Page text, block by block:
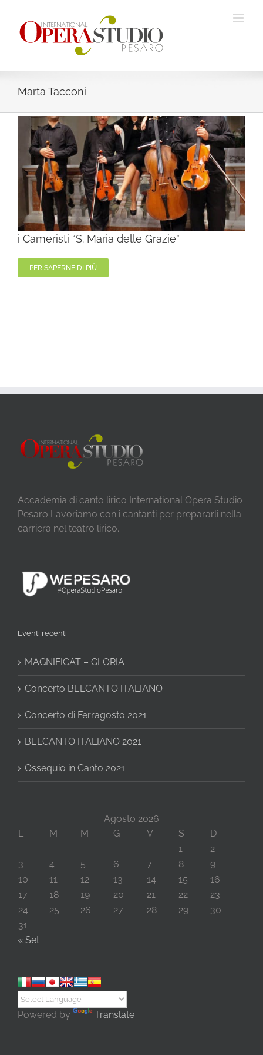
contenuto
Marta Tacconi
i Cameristi “S. Maria delle Grazie”
PER SAPERNE DI PIÙ
Accademia di canto lirico International Opera Studio
Pesaro Lavoriamo con i cantanti per prepararli nella
carriera nel teatro lirico.
Eventi recenti
MAGNIFICAT – GLORIA
Concerto BELCANTO ITALIANO
Concerto di Ferragosto 2021
BELCANTO ITALIANO 2021
Ossequio in Canto 2021
Agosto 2026
L
M M G V S
D
1
2
3
4 5 6 7 8
9
10
11 12 13 14 15
16
17
18 19 20 21 22
23
24
25 26 27 28 29
30
31
« Set
Powered by Translate